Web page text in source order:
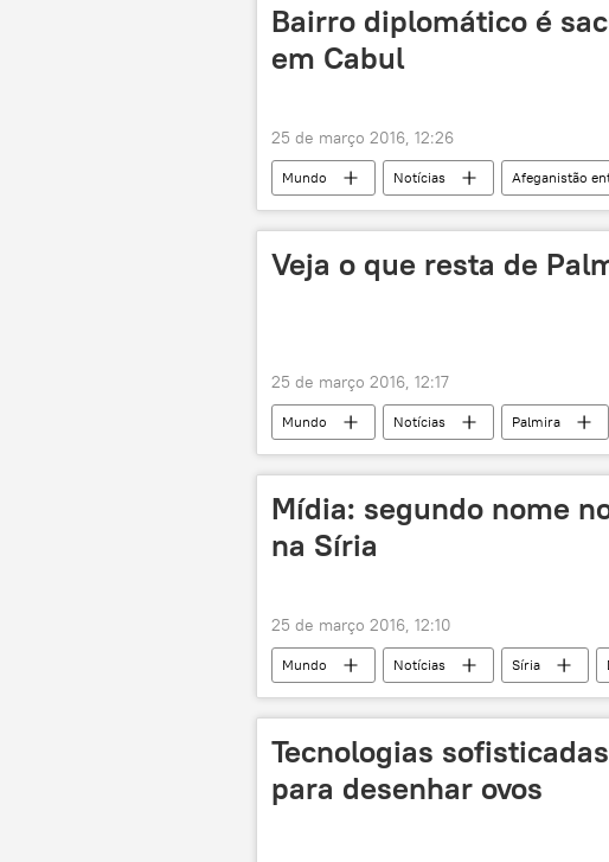
Bairro diplomático é
em Cabul
25 de março 2016, 12:26
Mundo Notícias Afeganistão
Veja o que resta de
25 de março 2016, 12:17
Mundo Notícias Palmira
Mídia: segundo nome
na Síria
25 de março 2016, 12:10
Mundo Notícias Síria
mídia
EUA
Tecnologias
para desenhar ovos